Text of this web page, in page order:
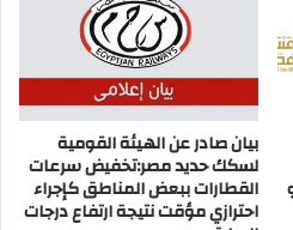
بيان صادر عن الهيئة القومية
لسكك حديد مصر:تخفيض سرعات
القطارات ببعض المناطق كإجراء
احترازي مؤقت نتيجة ارتفاع درجات